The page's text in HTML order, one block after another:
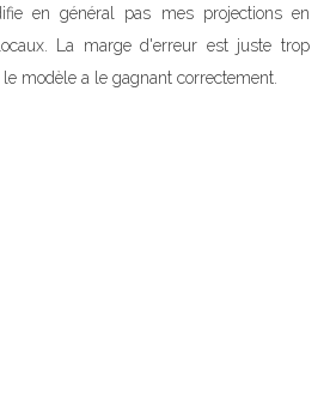
en général pas mes projections en
La marge d'erreur est juste trop
modèle a le gagnant correctement.